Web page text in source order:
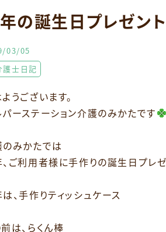
の誕生日プレゼン
03/05
士日記
うございます。
ーステーション介護のみかたです
みかたでは
ご利用者様に手作りの誕生日プレ
、手作りティッシュケース
は、らくん棒